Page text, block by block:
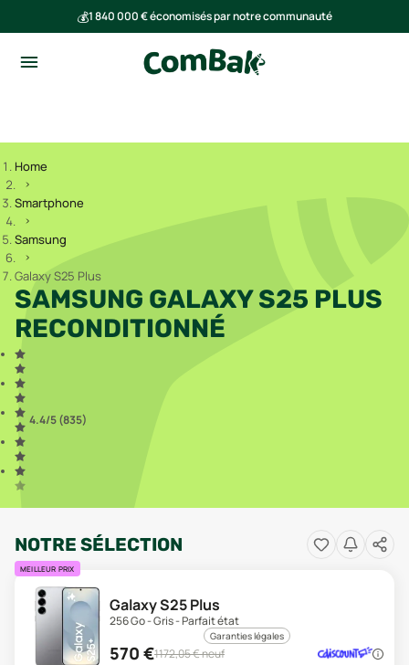
💰1 840 000 € économisés par notre communauté
Home
Smartphone
Samsung
Galaxy S25 Plus
SAMSUNG GALAXY S25 PLUS
RECONDITIONNÉ
4.4/5 (835)
NOTRE SÉLECTION
MEILLEUR PRIX
Galaxy S25 Plus
256 Go - Gris - Parfait état
Garanties légales
570 €1172,05€ neuf